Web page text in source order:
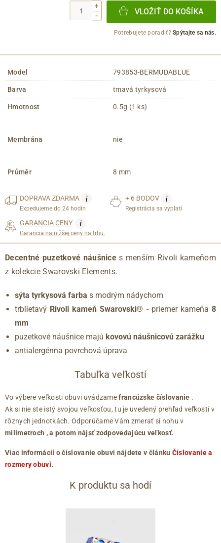
+
-
VLOŽIŤ DO KOŠÍKA
Potrebujete poradiť?Spýtajte sa nás.
Model 793853-BERMUDABLUE
Barva tmavá tyrkysová
Hmotnost 0.5g (1 ks)
Membrána nie
Průměr 8 mm
DOPRAVAZDARMA i
Expedujeme do 24 hodín
+ 6 BODOV i
Registrácia sa vyplatí
GARANCIA CENY i
Garancia najnižšej ceny na trhu.
Decentné puzetkové náušnice s menším Rivoli kameňom
z kolekcie Swarovski Elements.
sýta tyrkysová farba s modrým nádychom
trblietavý Rivoli kameň Swarovski® - priemer kameňa8
mm
puzetkové náušnice majú kovovú náušnicovú zarážku
antialergénna povrchová úprava
Tabuľka veľkostí
Vo výbere veľkosti obuvi uvádzamefrancúzske číslovanie .
Ak si nie ste istý svojou veľkosťou, tu je uvedený prehľad veľkostí v
rôznych jednotkách. Odporúčame Vám zmerať si nohu v
milimetroch , a potom nájsť zodpovedajúcu veľkosť.
Viac informácií o číslovanie obuvi nájdete v článku Číslovanie a
rozmery obuvi.
K produktu sa hodí